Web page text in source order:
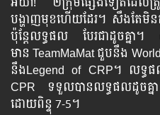
បង្ហាញ​មុខ​ហើយ​ដែរ។​ សឹង​តែ​មិន​
ប៉ុន្តែ​លទ្ធផល បែរ​ជា​ដូចគ្
មាន TeamMaMat ជួប​នឹង​
នឹង​Legend of CRP។ លទ្ធផ
CPR ទទួល​បាន​លទ្ធផល​ដូច​គ្ន
ដោយ​ពិន្ទុ 7-5។